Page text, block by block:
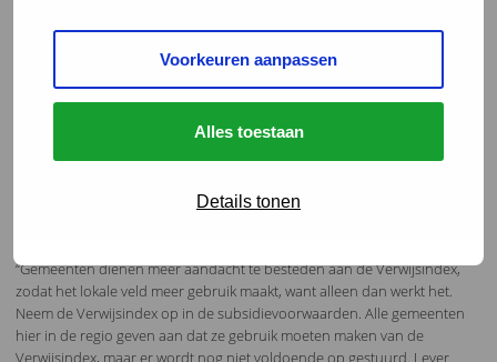
Voorkeuren aanpassen
Alles toestaan
Details tonen
Geen discussie
“Het gebruik van de Verwijsindex staat niet ter discussie, want de
kwaliteit van de dienstverlening verbetert, wanneer je informatie met
gewoon met de Verwijsindex, maar klagen af en toe wel over de extra
handelingen die je moet verrichten. Laten we kijken hoe dit eenvoudiger
“Gemeenten dienen meer aandacht te besteden aan de Verwijsindex,
zodat het lokale veld meer gebruik maakt, want alleen dan werkt het.
Neem de Verwijsindex op in de subsidievoorwaarden. Alle gemeenten
hier in de regio geven aan dat ze gebruik moeten maken van de
Verwijsindex, maar er wordt nog niet voldoende op gestuurd. Lever